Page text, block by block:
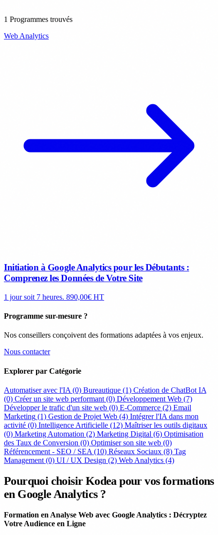
1 Programmes trouvés
Web Analytics
Initiation à Google Analytics pour les Débutants :
Comprenez les Données de Votre Site
1 jour soit 7 heures. 890,00€ HT
Programme sur-mesure ?
Nos conseillers conçoivent des formations adaptées à vos enjeux.
Nous contacter
Explorer par Catégorie
Automatiser avec l'IA (0) Bureautique (1) Création de ChatBot IA
(0) Créer un site web performant (0) Développement Web (7)
Développer le trafic d'un site web (0) E-Commerce (2) Email
Marketing (1) Gestion de Projet Web (4) Intégrer l'IA dans mon
activité (0) Intelligence Artificielle (12) Maîtriser les outils digitaux
(0) Marketing Automation (2) Marketing Digital (6) Optimisation
des Taux de Conversion (0) Optimiser son site web (0)
Référencement - SEO / SEA (10) Réseaux Sociaux (8) Tag
Management (0) UI / UX Design (2) Web Analytics (4)
Pourquoi choisir Kodea pour vos formations
en Google Analytics ?
Formation en Analyse Web avec Google Analytics : Décryptez
Votre Audience en Ligne